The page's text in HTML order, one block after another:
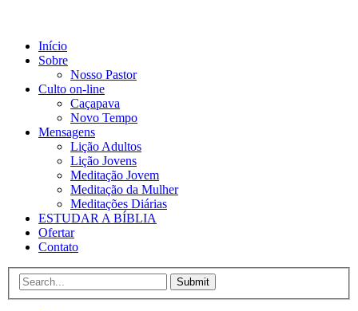
Início
Sobre
Nosso Pastor
Culto on-line
Caçapava
Novo Tempo
Mensagens
Lição Adultos
Lição Jovens
Meditação Jovem
Meditação da Mulher
Meditações Diárias
ESTUDAR A BÍBLIA
Ofertar
Contato
Submit